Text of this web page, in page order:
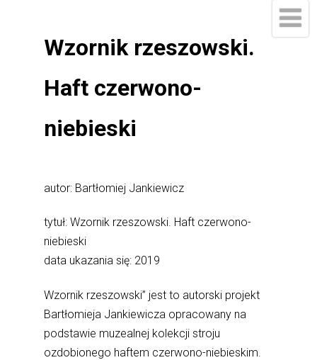
Wzornik rzeszowski.
Haft czerwono-
niebieski
autor: Bartłomiej Jankiewicz
tytuł: Wzornik rzeszowski. Haft czerwono-
niebieski
data ukazania się: 2019
Wzornik rzeszowski” jest to autorski projekt
Bartłomieja Jankiewicza opracowany na
podstawie muzealnej kolekcji stroju
ozdobionego haftem czerwono-niebieskim.